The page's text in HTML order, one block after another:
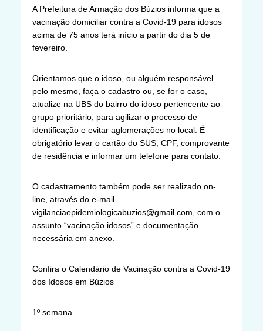
A Prefeitura de Armação dos Búzios informa que a
vacinação domiciliar contra a Covid-19 para idosos
acima de 75 anos terá início a partir do dia 5 de
fevereiro.
Orientamos que o idoso, ou alguém responsável
pelo mesmo, faça o cadastro ou, se for o caso,
atualize na UBS do bairro do idoso pertencente ao
grupo prioritário, para agilizar o processo de
identificação e evitar aglomerações no local. É
obrigatório levar o cartão do SUS, CPF, comprovante
de residência e informar um telefone para contato.
O cadastramento também pode ser realizado on-
line, através do e-mail
vigilanciaepidemiologicabuzios@gmail.com, com o
assunto “vacinação idosos” e documentação
necessária em anexo.
Confira o Calendário de Vacinação contra a Covid-19
dos Idosos em Búzios
1º semana